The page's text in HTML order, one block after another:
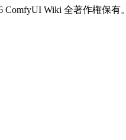
ComfyUI Wiki 全著作権保有。